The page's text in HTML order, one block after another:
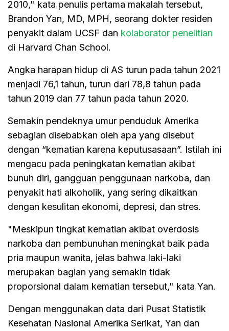
2010," kata penulis pertama makalah tersebut,
Brandon Yan, MD, MPH, seorang dokter residen
penyakit dalam UCSF dan kolaborator penelitian
di Harvard Chan School.
Angka harapan hidup di AS turun pada tahun 2021
menjadi 76,1 tahun, turun dari 78,8 tahun pada
tahun 2019 dan 77 tahun pada tahun 2020.
Semakin pendeknya umur penduduk Amerika
sebagian disebabkan oleh apa yang disebut
dengan “kematian karena keputusasaan”. Istilah ini
mengacu pada peningkatan kematian akibat
bunuh diri, gangguan penggunaan narkoba, dan
penyakit hati alkoholik, yang sering dikaitkan
dengan kesulitan ekonomi, depresi, dan stres.
"Meskipun tingkat kematian akibat overdosis
narkoba dan pembunuhan meningkat baik pada
pria maupun wanita, jelas bahwa laki-laki
merupakan bagian yang semakin tidak
proporsional dalam kematian tersebut," kata Yan.
Dengan menggunakan data dari Pusat Statistik
Kesehatan Nasional Amerika Serikat, Yan dan